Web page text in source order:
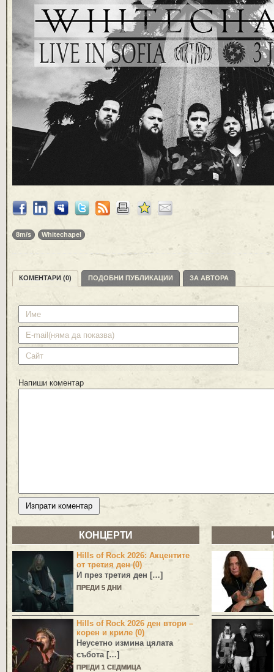
8m/s Whitechapel
КОМЕНТАРИ (0) ПОДОБНИ ПУБЛИКАЦИИ ЗА АВТОРА
Напиши коментар
КОНЦЕРТИ
Hills of Rock 2026: Акцентите
от третия ден (0)
И през третия ден […]
ПРЕДИ 5 ДНИ
Hills of Rock 2026 ден втори –
корен и криле (0)
Неусетно измина цялата
събота […]
ПРЕДИ 1 СЕДМИЦА